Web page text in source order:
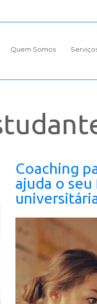
Quem Somos
Coaching
ajuda o